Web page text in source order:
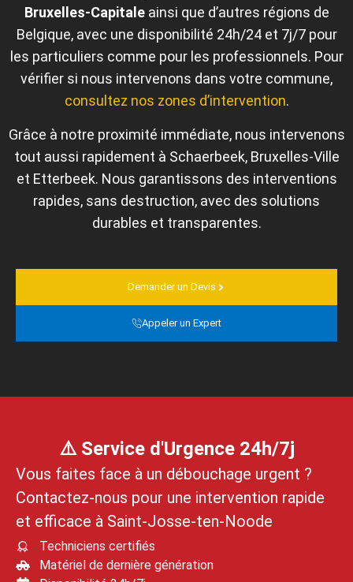
Bruxelles‑Capitaleainsi que d’autres régions de
Belgique, avec une disponibilité 24h/24 et 7j/7 pour
les particuliers comme pour les professionnels. Pour
vérifier si nous intervenons dans votre commune,
consultez nos zones d’intervention.
Grâce à notre proximité immédiate, nous intervenons
tout aussi rapidement à Schaerbeek, Bruxelles-Ville
et Etterbeek. Nous garantissons des interventions
rapides, sans destruction, avec des solutions
durables et transparentes.
Demander un Devis
Appeler un Expert
⚠️ Service d'Urgence 24h/7j
Vous faites face à un débouchage urgent ?
Contactez‑nous pour une intervention rapide
et efficace à Saint‑Josse‑ten‑Noode
Techniciens certifiés
Matériel de dernière génération